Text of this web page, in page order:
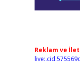
Reklam ve